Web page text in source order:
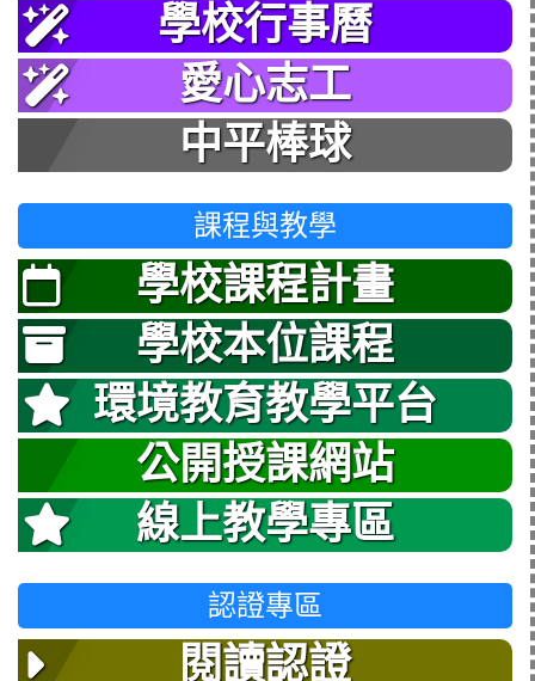
學校行事曆
愛心志工
中平棒球
課程與教學
學校課程計畫
學校本位課程
環境教育教學平台
公開授課網站
線上教學專區
認證專區
閱讀認證